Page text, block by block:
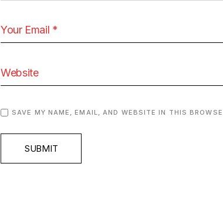
SAVE MY NAME, EMAIL, AND WEBSITE IN THIS
SUBMIT